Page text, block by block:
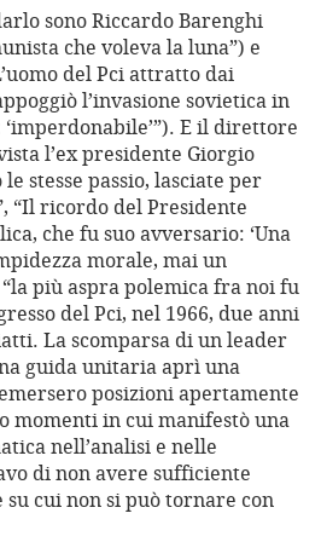
sono Riccardo Barenghi
che voleva la luna”) e
del Pci attratto dai
l’invasione sovietica in
E il direttore
l’ex presidente Giorgio
stesse passio, lasciate per
“Il ricordo del Presidente
che fu suo avversario: ‘Una
morale, mai un
“la più aspra polemica fra noi fu
del Pci, nel 1966, due anni
La scomparsa di un leader
guida unitaria aprì una
posizioni apertamente
momenti in cui manifestò una
nell’analisi e nelle
di non avere sufficiente
su cui non si può tornare con